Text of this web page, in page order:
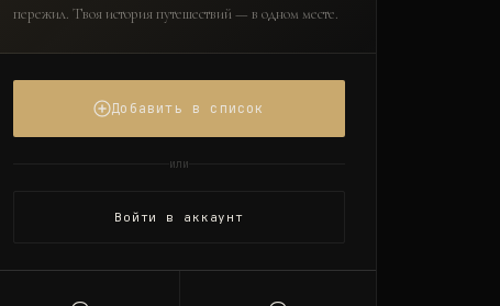
пережил. Твоя история путешествий — в одном месте.
Добавить в список
или
Войти в аккаунт